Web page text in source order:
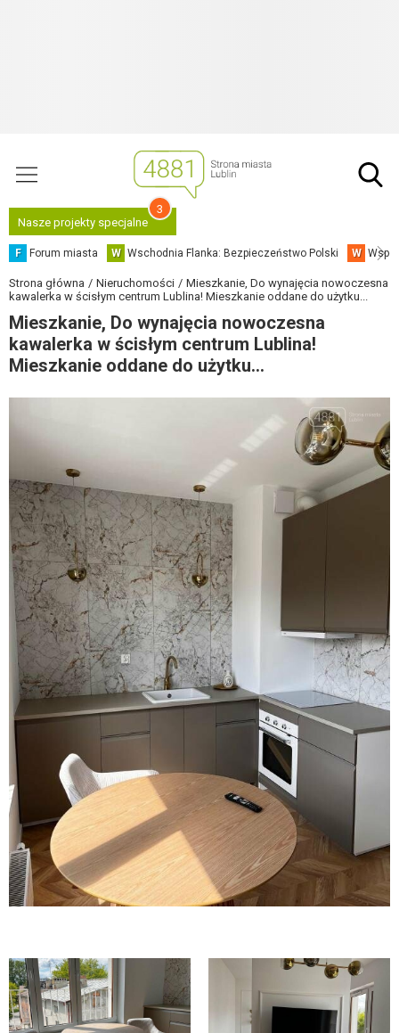
Nasze projekty specjalne
3
F Forum miasta W Wschodnia Flanka: Bezpieczeństwo Polski W
Strona główna Nieruchomości
Mieszkanie, Do wynajęcia nowoczesna
kawalerka w ścisłym centrum Lublina! Mieszkanie oddane do użytku...
Mieszkanie, Do wynajęcia nowoczesna
kawalerka w ścisłym centrum Lublina!
Mieszkanie oddane do użytku...